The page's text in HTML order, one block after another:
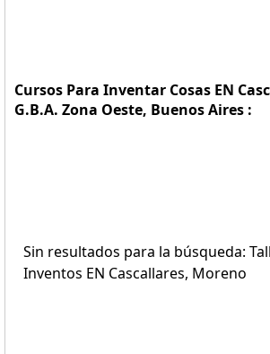
Cursos Para Inventar Cosas EN
G.B.A. Zona Oeste, Buenos Aires :
Sin resultados para la búsqueda:
Inventos EN Cascallares, Moreno